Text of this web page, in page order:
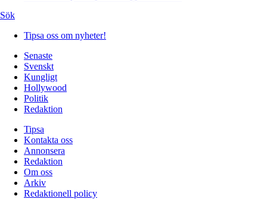
Sök
Tipsa oss om nyheter!
Senaste
Svenskt
Kungligt
Hollywood
Politik
Redaktion
Tipsa
Kontakta oss
Annonsera
Redaktion
Om oss
Arkiv
Redaktionell policy